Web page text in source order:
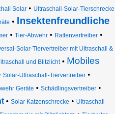
Solar• Ultraschall-Solar-Tierschrecke
• Insektenfreundliche
• Tier-Abwehr • Rattenvertreiber •
Solar-Tiervertreiber mit Ultraschall &
und Blitzlicht• Mobiles
Solar-Ultraschall-Tiervertreiber •
Geräte • Schädlingsvertreiber•
• Solar Katzenschrecke • Ultraschall